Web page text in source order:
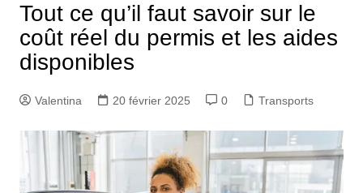
Tout ce qu’il faut savoir sur le
coût réel du permis et les aides
disponibles
Valentina 20 février 2025 0 Transports